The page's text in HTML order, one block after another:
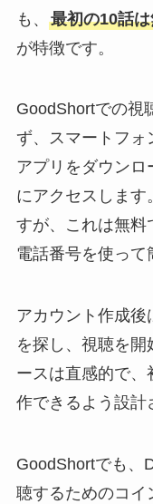
も、 最初の10話
が特徴です。
GoodShortでの視
ず、スマートフォ
アプリをダウンロ
にアクセスします
すが、これは無料
電話番号を使って
アカウント作成後
を探し、視聴を
ースは直感的で
作できるよう設計
GoodShortでも、
聴するためのコイ